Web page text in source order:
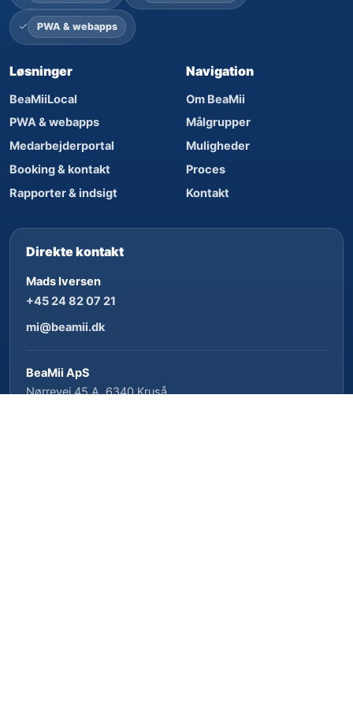
PWA & webapps
Løsninger
BeaMiiLocal
PWA & webapps
Medarbejderportal
Booking & kontakt
Rapporter & indsigt
Navigation
Om BeaMii
Målgrupper
Muligheder
Proces
Kontakt
Direkte kontakt
Mads Iversen
+45 24 82 07 21
mi@beamii.dk
BeaMii ApS
Nørrevej 45 A, 6340 Kruså